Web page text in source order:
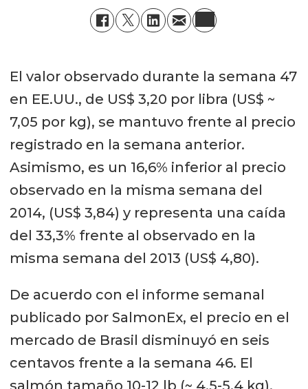
El valor observado durante la semana 47
en EE.UU., de US$ 3,20 por libra (US$ ~
7,05 por kg), se mantuvo frente al precio
registrado en la semana anterior.
Asimismo, es un 16,6% inferior al precio
observado en la misma semana del
2014, (US$ 3,84) y representa una caída
del 33,3% frente al observado en la
misma semana del 2013 (US$ 4,80).
De acuerdo con el informe semanal
publicado por SalmonEx, el precio en el
mercado de Brasil disminuyó en seis
centavos frente a la semana 46. El
salmón tamaño 10-12 lb (~ 4.5-5.4 kg),